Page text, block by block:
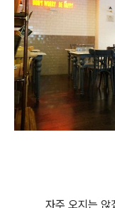
자주 오지는 않